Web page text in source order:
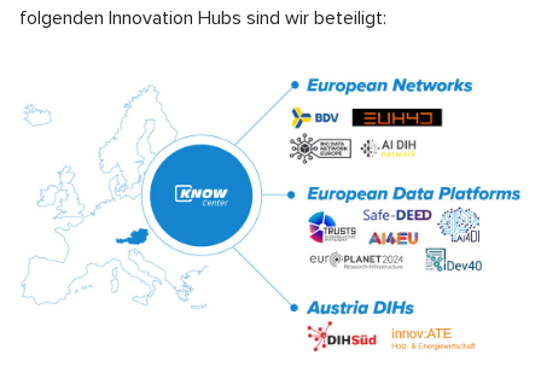
folgenden Innovation Hubs sind wir beteiligt: